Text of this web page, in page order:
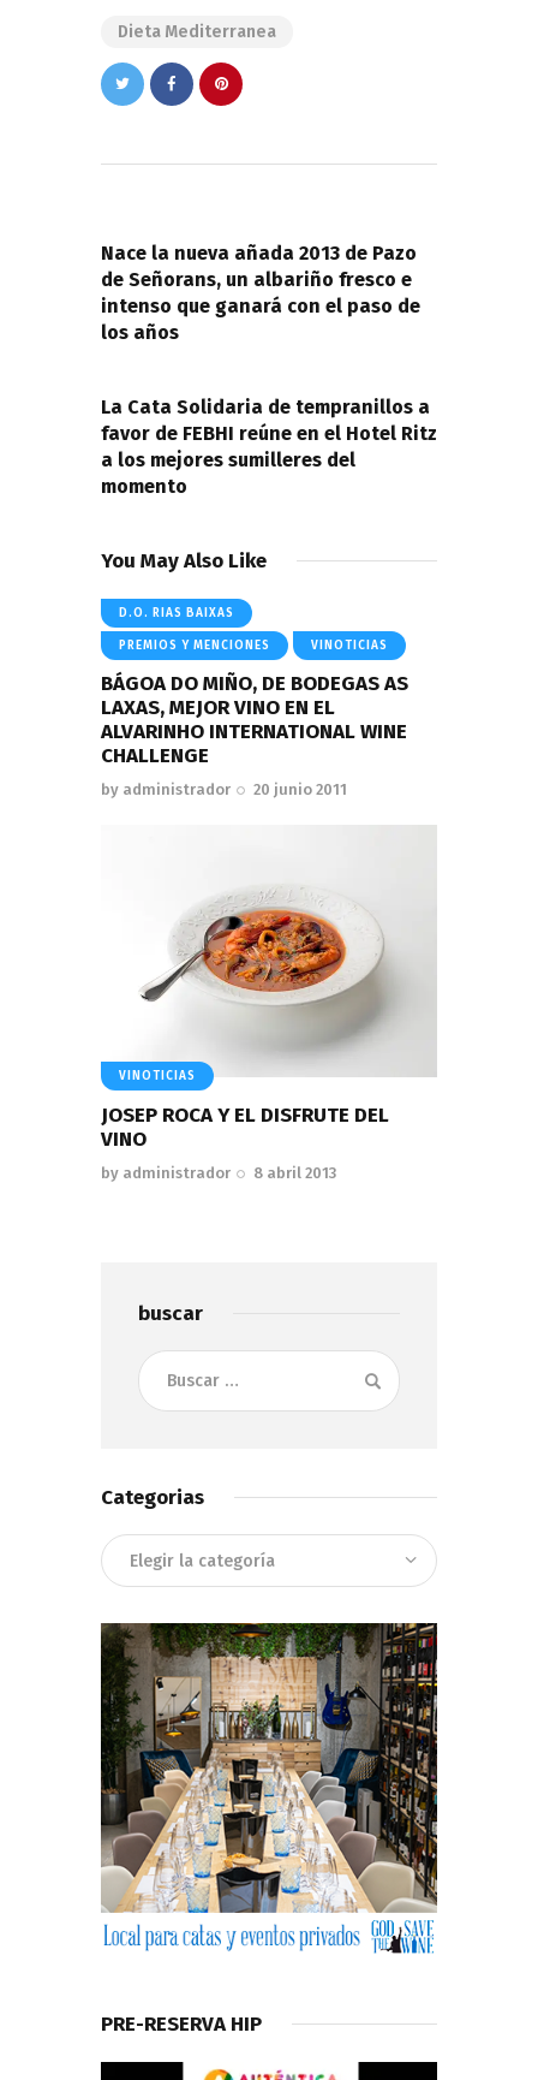
Dieta Mediterranea
entradas
Nace la nueva añada 2013 de Pazo
de Señorans, un albariño fresco e
intenso que ganará con el paso de
los años
La Cata Solidaria de tempranillos a
favor de FEBHI reúne en el Hotel Ritz
a los mejores sumilleres del
momento
You May Also Like
D.O. RIAS BAIXAS
PREMIOS Y MENCIONES VINOTICIAS
BÁGOA DO MIÑO, DE BODEGAS AS
LAXAS, MEJOR VINO EN EL
ALVARINHO INTERNATIONAL WINE
CHALLENGE
by administrador 20 junio 2011
VINOTICIAS
JOSEP ROCA Y EL DISFRUTE DEL
VINO
by administrador 8 abril 2013
buscar
Buscar:
Categorias
Categorias
PRE-RESERVA HIP